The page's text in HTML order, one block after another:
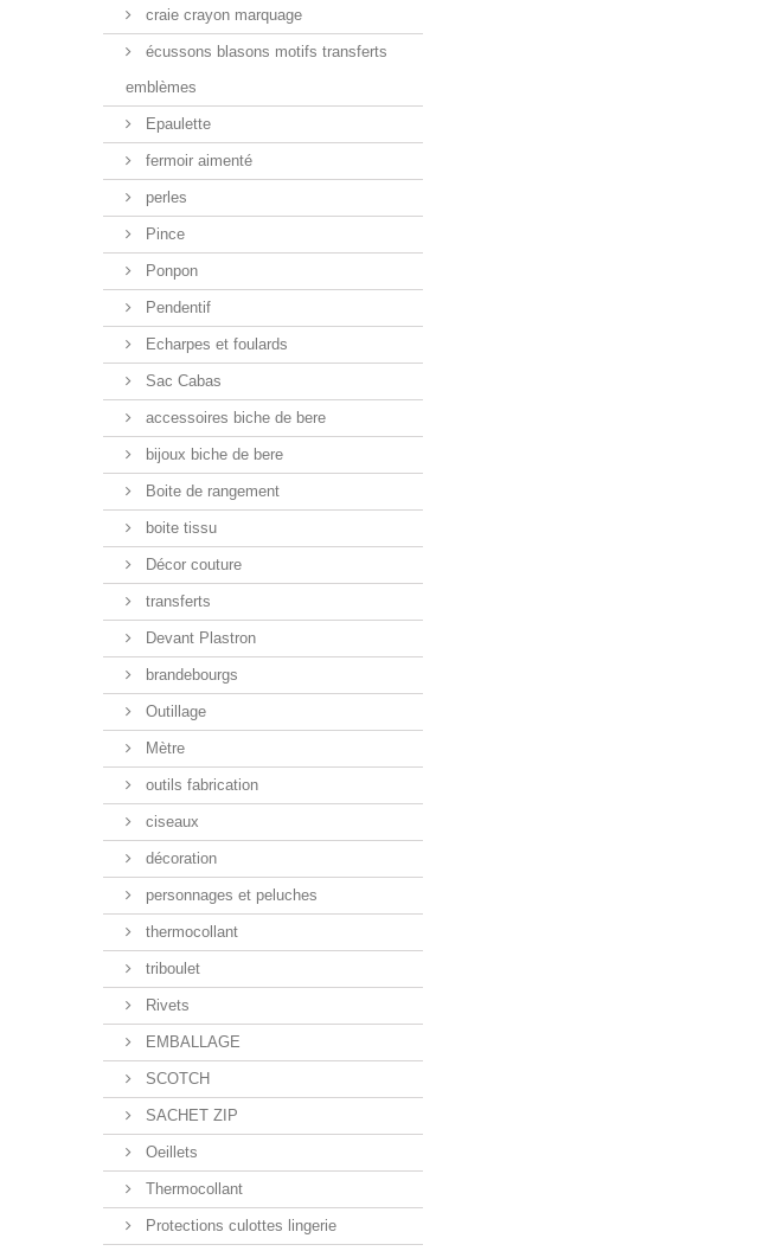
craie crayon marquage
écussons blasons motifs transferts
emblèmes
Epaulette
fermoir aimenté
perles
Pince
Ponpon
Pendentif
Echarpes et foulards
Sac Cabas
accessoires biche de bere
bijoux biche de bere
Boite de rangement
boite tissu
Décor couture
transferts
Devant Plastron
brandebourgs
Outillage
Mètre
outils fabrication
ciseaux
décoration
personnages et peluches
thermocollant
triboulet
Rivets
EMBALLAGE
SCOTCH
SACHET ZIP
Oeillets
Thermocollant
Protections culottes lingerie